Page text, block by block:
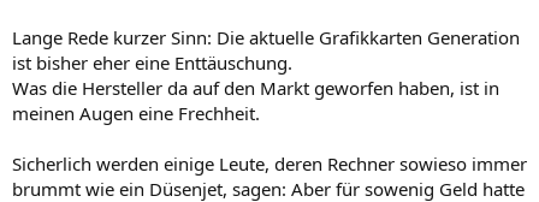
Lange Rede kurzer Sinn: Die aktuelle Grafikkarten Generation
ist bisher eher eine Enttäuschung.
Was die Hersteller da auf den Markt geworfen haben, ist in
meinen Augen eine Frechheit.
Sicherlich werden einige Leute, deren Rechner sowieso immer
brummt wie ein Düsenjet, sagen: Aber für sowenig Geld hatte